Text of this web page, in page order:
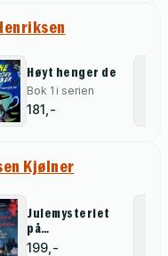
Høyt henger de
Bok 1 i serien
181,-
Kjølner
Julemysteriet
på
prestegården
199,-